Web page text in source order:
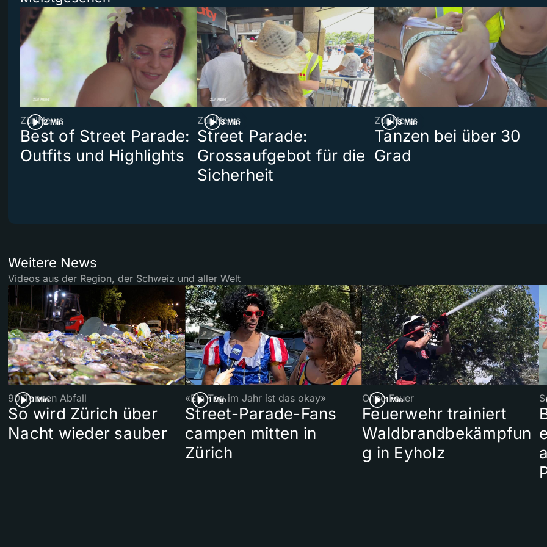
2 Min
ZüriNews
Best of Street Parade:
Outfits und Highlights
3 Min
ZüriNews
Street Parade:
Grossaufgebot für die
Sicherheit
3 Min
ZüriNews
Tanzen bei über 30
Grad
Weitere News
Videos aus der Region, der Schweiz und aller Welt
1 Min
90 Tonnen Abfall
So wird Zürich über
Nacht wieder sauber
1 Min
«Ein Tag im Jahr ist das okay»
Street-Parade-Fans
campen mitten in
Zürich
1 Min
Ohne Feuer
Feuerwehr trainiert
Waldbrandbekämpfun
g in Eyholz